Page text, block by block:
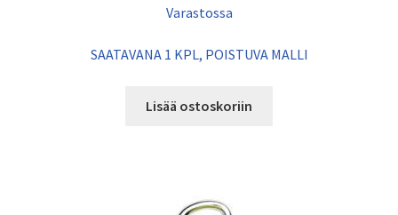
Varastossa
SAATAVANA 1 KPL, POISTUVA MALLI
Lisää ostoskoriin